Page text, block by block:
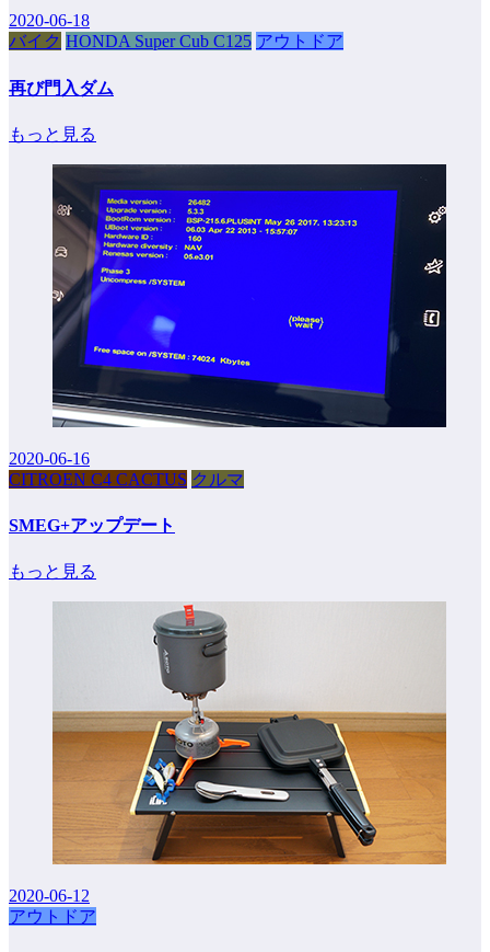
2020-06-18
バイク HONDA Super Cub C125 アウトドア
再び門入ダム
もっと見る
2020-06-16
CITROEN C4 CACTUS クルマ
SMEG+アップデート
もっと見る
2020-06-12
アウトドア